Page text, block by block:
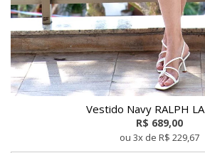
Vestido Navy RALPH
R$ 689,00
ou 3x de R$ 229,67